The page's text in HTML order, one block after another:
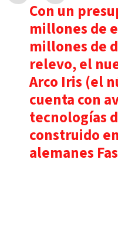
Con un
millones de
millones de
relevo, el
Arco Iris (el
cuenta con
tecnologías
construido
alemanes